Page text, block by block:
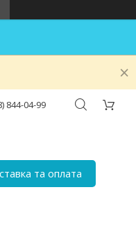
844-04-99
та оплата